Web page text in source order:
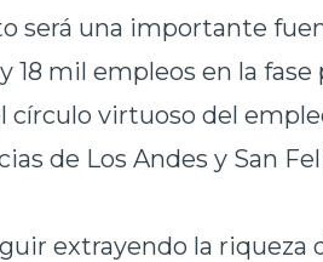
será una importante
18 mil empleos en la fase
círculo virtuoso del
de Los Andes y San
extrayendo la riqueza